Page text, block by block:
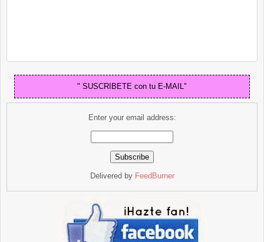
" SUSCRIBETE con tu E-MAIL"
Enter your email address:
Delivered by FeedBurner